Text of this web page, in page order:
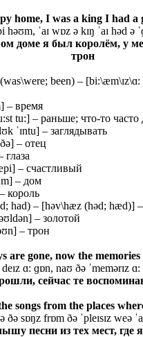
home, I was a king I had a
həʊm, ˈaɪ wɒz ə kɪŋ ˈaɪ həd ə
доме я был королём, у
трон
been) –
– время
tu:] – раньше; что-то
ˈɪntu] – заглядывать
– отец
глаза
– счастливый
– дом
король
had) – [həv\hæz (həd; hæd)]
– золотой
– трон
are gone, now the
ɑ: ɡɒn, naʊ ðə ˈmemərɪz
сейчас те
songs from the places
ðə sɒŋz frɒm ðə ˈpleɪsɪz weə
песни из тех мест, где